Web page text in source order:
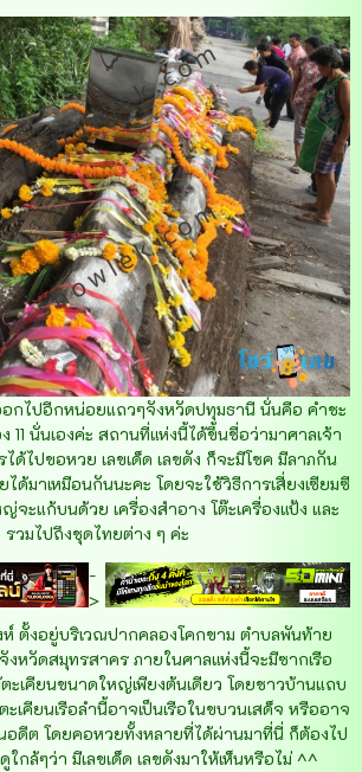
อกไปอีกหน่อยแถวๆจังหวัดปทุมธานี นั่นคือ คำชะ
11 นั่นเองค่ะ สถานที่แห่งนี้ได้ขึ้นชื่อว่ามาศาลเจ้า
ได้ไปขอหวย เลขเด็ด เลขดัง ก็จะมีโชค มีลาภกัน
ได้มาเหมือนกันนะคะ โดยจะใช้วิธีการเสี่ยงเซียมซี
จะแก้บนด้วย เครื่องสำอาง โต๊ะเครื่องแป้ง และ
รวมไปถึงชุดไทยต่าง ๆ ค่ะ
-
>
ตั้งอยู่บริเวณปากคลองโคกขาม ตำบลพันท้าย
งหวัดสมุทรสาคร ภายในศาลแห่งนี้จะมีซากเรือ
ะเคียนขนาดใหญ่เพียงต้นเดียว โดยชาวบ้านแถบ
ะเคียนเรือลำนี้อาจเป็นเรือในขบวนเสด็จ หรืออาจ
นอดีต โดยคอหวยทั้งหลายที่ได้ผ่านมาที่นี่ ก็ต้องไป
ใกล้ๆว่า มีเลขเด็ด เลขดังมาให้เห็นหรือไม่ ^^